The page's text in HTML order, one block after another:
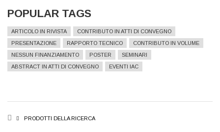
POPULAR TAGS
ARTICOLO IN RIVISTA
CONTRIBUTO IN ATTI DI CONVEGNO
PRESENTAZIONE
RAPPORTO TECNICO
CONTRIBUTO IN VOLUME
NESSUN FINANZIAMENTO
POSTER
SEMINARI
ABSTRACT IN ATTI DI CONVEGNO
EVENTI IAC
BREADCRUMB
PRODOTTI DELLA RICERCA